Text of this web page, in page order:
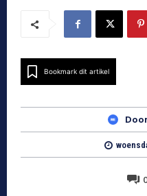
Bookmark dit artikel
0